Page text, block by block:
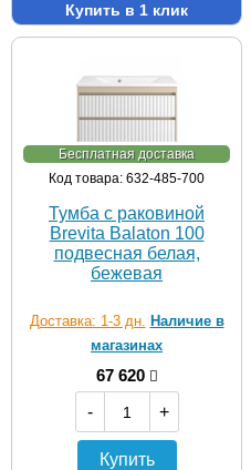
Купить в 1 клик
Бесплатная доставка
Код товара: 632-485-700
Тумба с раковиной
Brevita Balaton 100
подвесная белая,
бежевая
Доставка: 1-3 дн. Наличие в
магазинах
67 620
-
+
Купить